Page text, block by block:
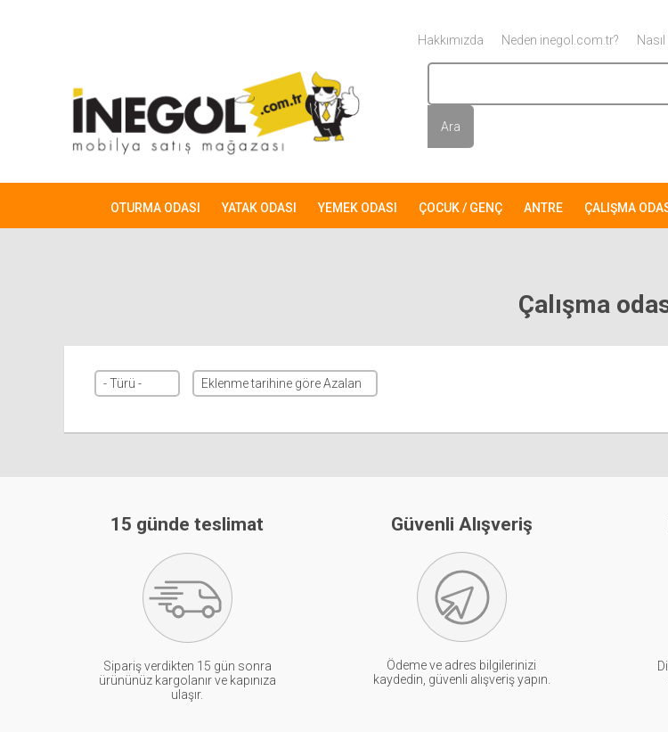
Hakkımızda Neden inegol.com.tr?
OTURMA ODASI YATAK ODASI YEMEK ODASI ÇOCUK / GENÇ ANTRE ÇALIŞMA
Çalışma
15 günde teslimat
Sipariş verdikten 15 gün sonra
ürününüz kargolanır ve kapınıza
ulaşır.
Güvenli Alışveriş
Ödeme ve adres bilgilerinizi
kaydedin, güvenli alışveriş yapın.